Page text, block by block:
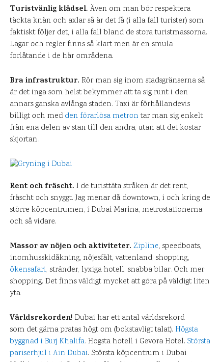
Turistvänlig klädsel. Även om man bör respektera
täckta knän och axlar så är det få (i alla fall turister) som
faktiskt följer det, i alla fall bland de stora turistmassorna.
Lagar och regler finns så klart men är en smula
förlåtande i de här områdena.
Bra infrastruktur. Rör man sig inom stadsgränserna så
är det inga som helst bekymmer att ta sig runt i den
annars ganska avlånga staden. Taxi är förhållandevis
billigt och med den förarlösa metron tar man sig enkelt
från ena delen av stan till den andra, utan att det kostar
skjortan.
Rent och fräscht. I de turisttäta stråken är det rent,
fräscht och snyggt. Jag menar då downtown, i och kring de
större köpcentrumen, i Dubai Marina, metrostationerna
och så vidare.
Massor av nöjen och aktiviteter. Zipline, speedboats,
inomhusskidåkning, nöjesfält, vattenland, shopping,
ökensafari, stränder, lyxiga hotell, snabba bilar. Och mer
shopping. Det finns väldigt mycket att göra på väldigt liten
yta.
Världsrekorden! Dubai har ett antal världsrekord
som det gärna pratas högt om (bokstavligt talat). Högsta
byggnad i Burj Khalifa. Högsta hotell i Gevora Hotel. Största
pariserhjul i Ain Dubai. Största köpcentrum i Dubai